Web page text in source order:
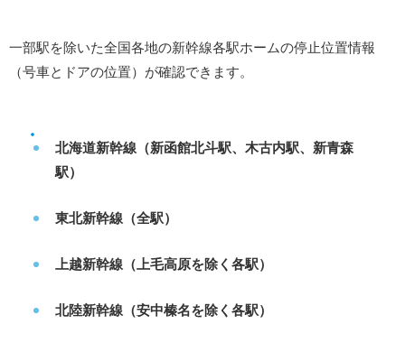
一部駅を除いた全国各地の新幹線各駅ホームの停止位置情報
（号車とドアの位置）が確認できます。
北海道新幹線（新函館北斗駅、木古内駅、新青森
駅）
東北新幹線（全駅）
上越新幹線（上毛高原を除く各駅）
北陸新幹線（安中榛名を除く各駅）